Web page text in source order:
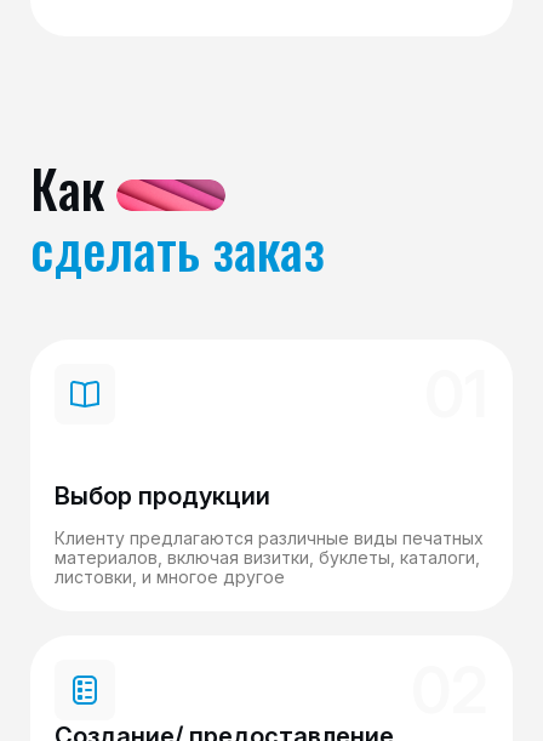
Как
сделать заказ
Выбор продукции
Клиенту предлагаются различные виды печатных
материалов, включая визитки, буклеты, каталоги,
листовки, и многое другое